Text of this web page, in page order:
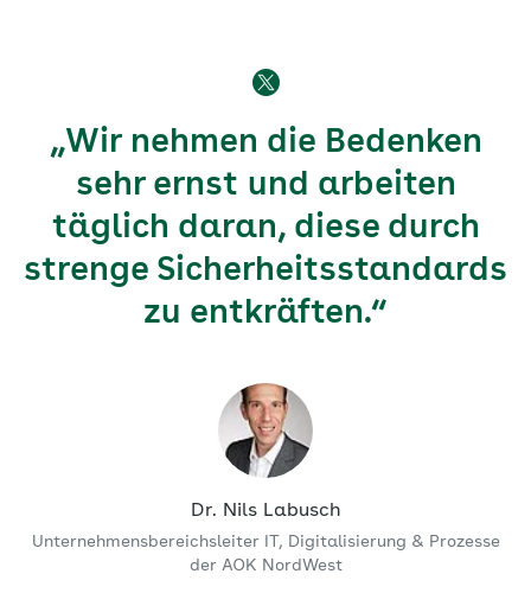
„Wir nehmen die Bedenken
sehr ernst und arbeiten
täglich daran, diese durch
strenge Sicherheitsstandards
zu entkräften.“
Dr. Nils Labusch
Unternehmensbereichsleiter IT, Digitalisierung & Prozesse
der AOK NordWest